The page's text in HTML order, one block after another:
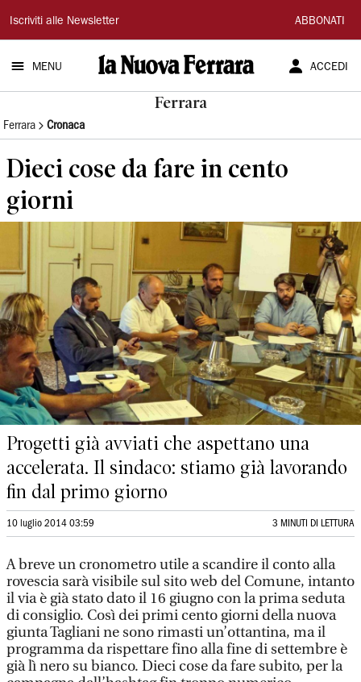
La
Nuova
Ferrara
Iscriviti alle Newsletter ABBONATI
MENU ACCEDI
Ferrara
Ferrara Cronaca
Dieci cose da fare in cento
giorni
Progetti già avviati che aspettano una
accelerata. Il sindaco: stiamo già lavorando
fin dal primo giorno
10 luglio 2014 03:59 3 MINUTI DI LETTURA
A breve un cronometro utile a scandire il conto alla
rovescia sarà visibile sul sito web del Comune, intanto
il via è già stato dato il 16 giugno con la prima seduta
di consiglio. Così dei primi cento giorni della nuova
giunta Tagliani ne sono rimasti un’ottantina, ma il
programma da rispettare fino alla fine di settembre è
già lì nero su bianco. Dieci cose da fare subito, per la